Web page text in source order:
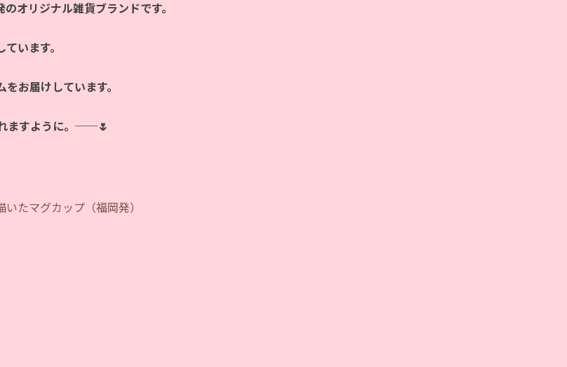
オリジナル雑貨ブランドです。
います。
お届けしています。
ますように。──🌷
たマグカップ（福岡発）